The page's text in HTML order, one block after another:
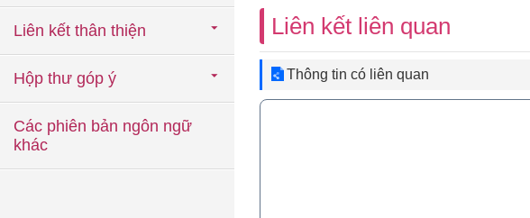
Liên kết thân thiện
Hộp thư góp ý
Các phiên bản ngôn ngữ
khác
Liên kết liên quan
Thông tin có liên quan